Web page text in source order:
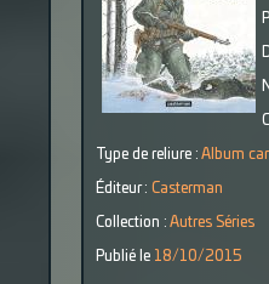
Type de reliure : Album
Éditeur : Casterman
Collection : Autres Séries
Publié le 18/10/2015